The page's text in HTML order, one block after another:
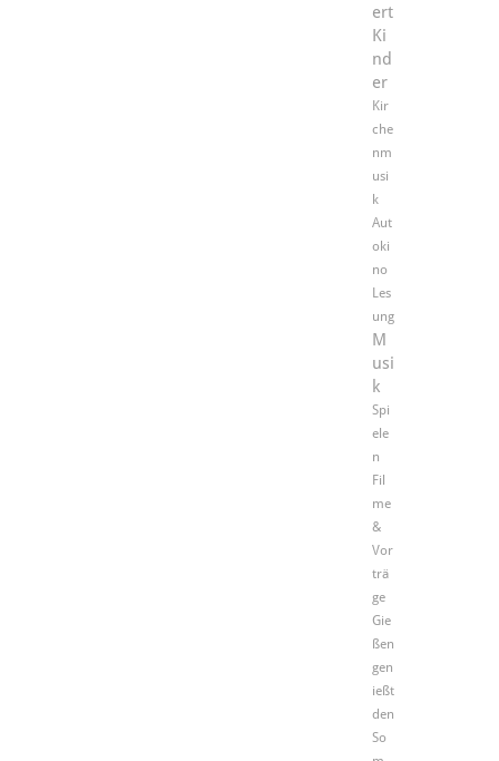
ert
Ki
nd
er
Kir
che
nm
usi
k
Aut
oki
no
Les
ung
M
usi
k
Spi
ele
n
Fil
me
&
Vor
trä
ge
Gie
ßen
gen
ießt
den
So